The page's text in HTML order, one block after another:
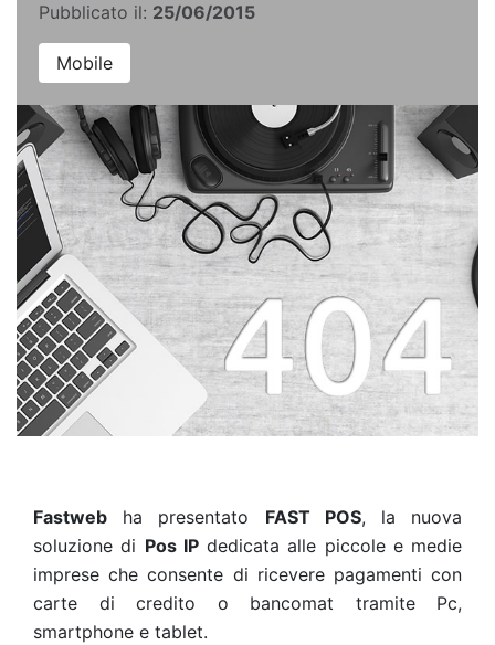
Pubblicato il: 25/06/2015
Mobile
Fastweb ha presentato FAST POS, la nuova
soluzione di Pos IPdedicata alle piccole e medie
imprese che consente di ricevere pagamenti con
carte di credito o bancomat tramite Pc,
smartphone e tablet.